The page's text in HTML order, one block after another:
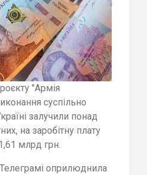
"Армія
суспільно
залучили понад
на заробітну плату
млрд грн.
оприлюднила